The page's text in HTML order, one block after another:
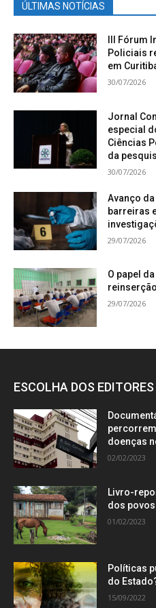
ÚLTIMAS NOTÍCIAS
III Fórum
Policiais
em
30/07/2026
Jornal
especial
Ciências
da
30/07/2026
Avanço
barreiras
29/07/2026
O papel
29/07/2026
ESCOLHA DOS EDITORES
doenças
02/02/2023
Livro-
dos
01/02/2023
Políticas
do
15/09/2022